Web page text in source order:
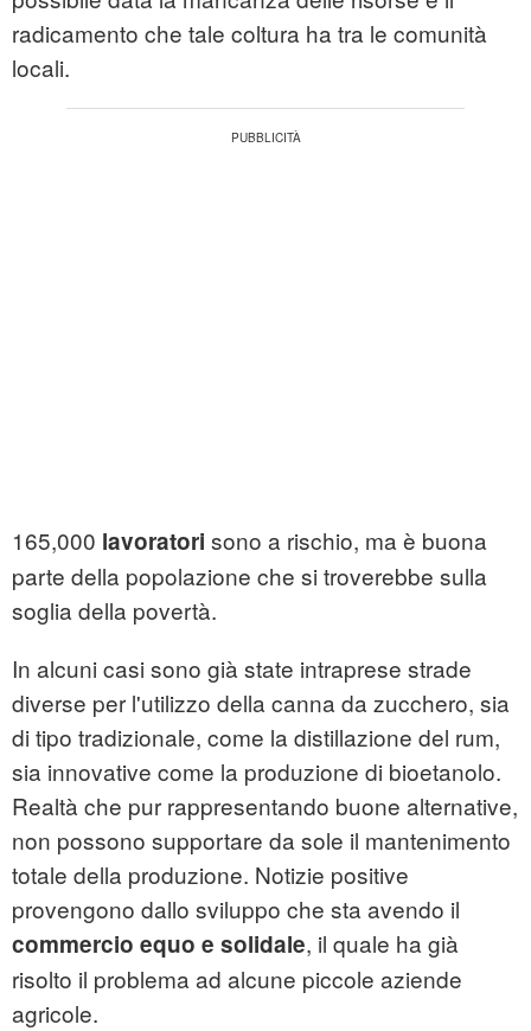
radicamento che tale coltura ha tra le comunità
locali.
165,000 lavoratori sono a rischio, ma è buona
parte della popolazione che si troverebbe sulla
soglia della povertà.
In alcuni casi sono già state intraprese strade
diverse per l'utilizzo della canna da zucchero, sia
di tipo tradizionale, come la distillazione del rum,
sia innovative come la produzione di bioetanolo.
Realtà che pur rappresentando buone alternative,
non possono supportare da sole il mantenimento
totale della produzione. Notizie positive
provengono dallo sviluppo che sta avendo il
commercio equo e solidale, il quale ha già
risolto il problema ad alcune piccole aziende
agricole.